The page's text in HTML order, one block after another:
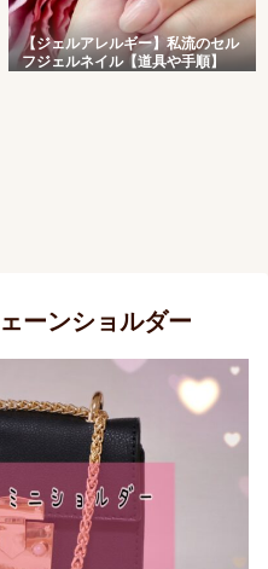
【ジェルアレルギー】私流のセル
フジェルネイル【道具や手順】
ーンショルダー